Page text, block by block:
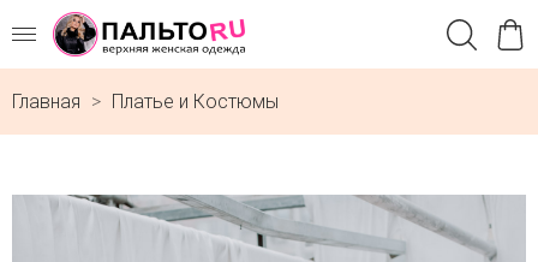
Главная Платье и Костюмы